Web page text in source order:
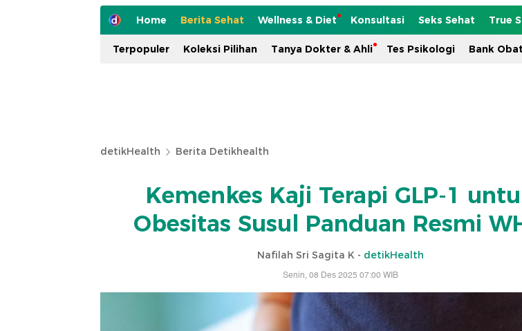
Home Berita Sehat Wellness & Diet Konsultasi Seks Sehat True
Terpopuler Koleksi Pilihan Tanya Dokter & Ahli Tes Psikologi Bank Obat
detikHealth Berita Detikhealth
Kemenkes Kaji Terapi GLP-1
Obesitas Susul Panduan Resmi
Nafilah Sri Sagita K - detikHealth
Senin, 08 Des 2025 07:00 WIB